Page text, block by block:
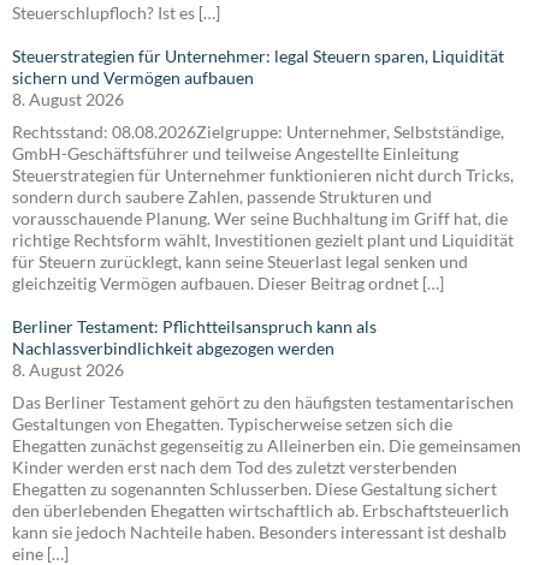
Steuerschlupfloch? Ist es […]
Steuerstrategien für Unternehmer: legal Steuern sparen, Liquidität
sichern und Vermögen aufbauen
8. August 2026
Rechtsstand: 08.08.2026Zielgruppe: Unternehmer, Selbstständige,
GmbH-Geschäftsführer und teilweise Angestellte Einleitung
Steuerstrategien für Unternehmer funktionieren nicht durch Tricks,
sondern durch saubere Zahlen, passende Strukturen und
vorausschauende Planung. Wer seine Buchhaltung im Griff hat, die
richtige Rechtsform wählt, Investitionen gezielt plant und Liquidität
für Steuern zurücklegt, kann seine Steuerlast legal senken und
gleichzeitig Vermögen aufbauen. Dieser Beitrag ordnet […]
Berliner Testament: Pflichtteilsanspruch kann als
Nachlassverbindlichkeit abgezogen werden
8. August 2026
Das Berliner Testament gehört zu den häufigsten testamentarischen
Gestaltungen von Ehegatten. Typischerweise setzen sich die
Ehegatten zunächst gegenseitig zu Alleinerben ein. Die gemeinsamen
Kinder werden erst nach dem Tod des zuletzt versterbenden
Ehegatten zu sogenannten Schlusserben. Diese Gestaltung sichert
den überlebenden Ehegatten wirtschaftlich ab. Erbschaftsteuerlich
kann sie jedoch Nachteile haben. Besonders interessant ist deshalb
eine […]